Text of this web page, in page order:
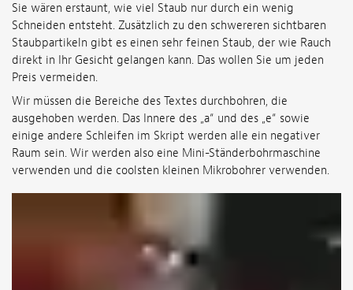
Sie wären erstaunt, wie viel Staub nur durch ein wenig
Schneiden entsteht. Zusätzlich zu den schwereren sichtbaren
Staubpartikeln gibt es einen sehr feinen Staub, der wie Rauch
direkt in Ihr Gesicht gelangen kann. Das wollen Sie um jeden
Preis vermeiden.
Wir müssen die Bereiche des Textes durchbohren, die
ausgehoben werden. Das Innere des „a“ und des „e“ sowie
einige andere Schleifen im Skript werden alle ein negativer
Raum sein. Wir werden also eine Mini-Ständerbohrmaschine
verwenden und die coolsten kleinen Mikrobohrer verwenden.